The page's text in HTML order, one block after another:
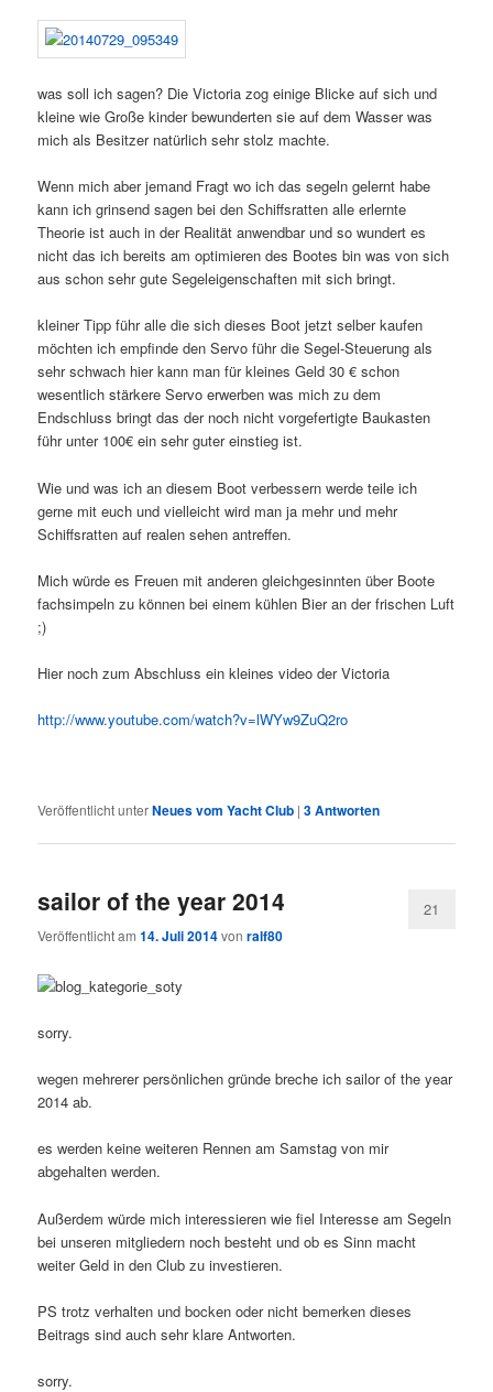
was soll ich sagen? Die Victoria zog einige Blicke auf sich und
kleine wie Große kinder bewunderten sie auf dem Wasser was
mich als Besitzer natürlich sehr stolz machte.
Wenn mich aber jemand Fragt wo ich das segeln gelernt habe
kann ich grinsend sagen bei den Schiffsratten alle erlernte
Theorie ist auch in der Realität anwendbar und so wundert es
nicht das ich bereits am optimieren des Bootes bin was von sich
aus schon sehr gute Segeleigenschaften mit sich bringt.
kleiner Tipp führ alle die sich dieses Boot jetzt selber kaufen
möchten ich empfinde den Servo führ die Segel-Steuerung als
sehr schwach hier kann man für kleines Geld 30 € schon
wesentlich stärkere Servo erwerben was mich zu dem
Endschluss bringt das der noch nicht vorgefertigte Baukasten
führ unter 100€ ein sehr guter einstieg ist.
Wie und was ich an diesem Boot verbessern werde teile ich
gerne mit euch und vielleicht wird man ja mehr und mehr
Schiffsratten auf realen sehen antreffen.
Mich würde es Freuen mit anderen gleichgesinnten über Boote
fachsimpeln zu können bei einem kühlen Bier an der frischen Luft
;)
Hier noch zum Abschluss ein kleines video der Victoria
http://www.youtube.com/watch?v=lWYw9ZuQ2ro
Veröffentlicht unterNeues vom Yacht Club |3Antworten
sailor of the year 2014
Veröffentlicht am14. Juli 2014vonralf80
21
sorry.
wegen mehrerer persönlichen gründe breche ich sailor of the year
2014 ab.
es werden keine weiteren Rennen am Samstag von mir
abgehalten werden.
Außerdem würde mich interessieren wie fiel Interesse am Segeln
bei unseren mitgliedern noch besteht und ob es Sinn macht
weiter Geld in den Club zu investieren.
PS trotz verhalten und bocken oder nicht bemerken dieses
Beitrags sind auch sehr klare Antworten.
sorry.